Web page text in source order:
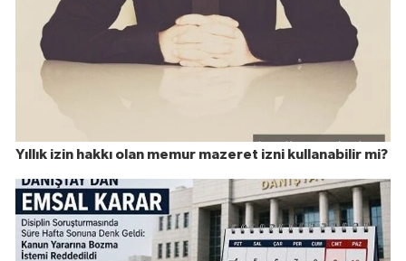
Yıllık izin hakkı olan memur mazeret izni kullanabilir mi?